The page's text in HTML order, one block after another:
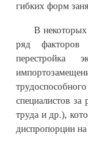
гибких форм
В некоторых
ряд факторов
перестройка
специалистов
труда и др.),
диспропорции